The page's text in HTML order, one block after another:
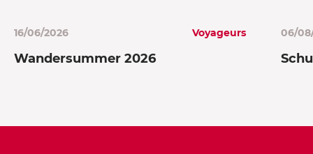
16/06/2026 Voyageurs
Wandersummer 2026
06/